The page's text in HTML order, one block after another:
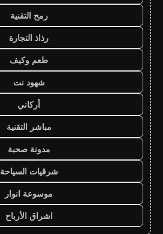
رمح التقنية
رذاذ التجارة
طعم وكيف
شهود نت
أركاني
مباشر التقنية
مدونة صحبة
شرقيات السياحة
موسوعة انوار
اشراق الأرباح